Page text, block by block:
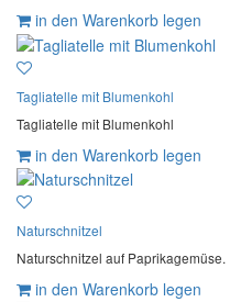
in den Warenkorb legen
Tagliatelle mit Blumenkohl
Tagliatelle mit Blumenkohl
in den Warenkorb legen
Naturschnitzel
Naturschnitzel auf Paprikagemüse.
in den Warenkorb legen